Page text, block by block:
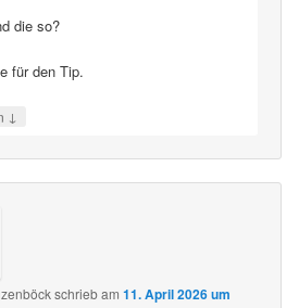
die so?
für den Tip.
↓
schriebam11. April 2026 um